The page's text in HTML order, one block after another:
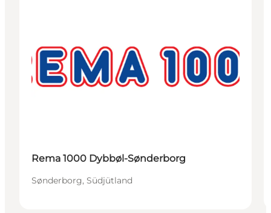
Rema 1000 Dybbøl-Sønderborg
Sønderborg, Südjütland